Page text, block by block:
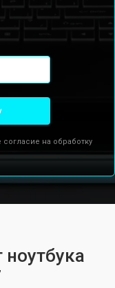
на обработку